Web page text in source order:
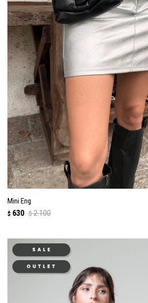
Mini Eng
$ 630 $ 2.100